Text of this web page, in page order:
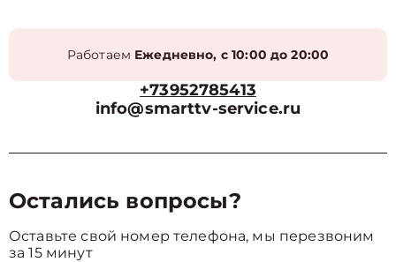
Работаем Ежедневно, с 10:00 до 20:00
+73952785413
info@smarttv-service.ru
Остались вопросы?
Оставьте свой номер телефона, мы перезвоним
за 15 минут